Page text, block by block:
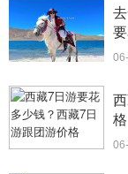
格